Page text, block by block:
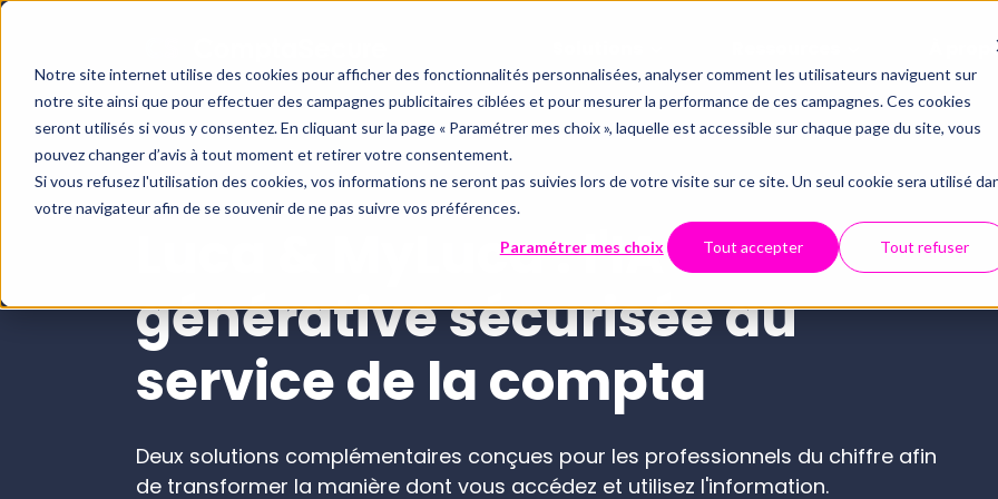
Notre site internet utilise des cookies pour afficher des fonctionnalités personnalisées, analyser comment les utilisateurs naviguent sur
notre site ainsi que pour effectuer des campagnes publicitaires ciblées et pour mesurer la performance de ces campagnes. Ces cookies
seront utilisés si vous y consentez. En cliquant sur la page « Paramétrer mes choix », laquelle est accessible sur chaque page du site, vous
pouvez changer d’avis à tout moment et retirer votre consentement.
Si vous refusez l'utilisation des cookies, vos informations ne seront pas suivies lors de votre visite sur ce site. Un seul cookie sera utilisé
votre navigateur afin de se souvenir de ne pas suivre vos préférences.
Paramétrer mes choix Tout accepter Tout refuser
Offres
Examen de Conformité
Révision automatisée
API
Nous
Webinaires Centre d'aide
Par
Le contrôle
Tout savoir
Data et
À
Qui
Luca & MyLuca : l'IA
générative sécurisée au
service de la compta
Deux solutions complémentaires conçues pour les professionnels du chiffre afin
de transformer la manière dont vous accédez et utilisez l'information.